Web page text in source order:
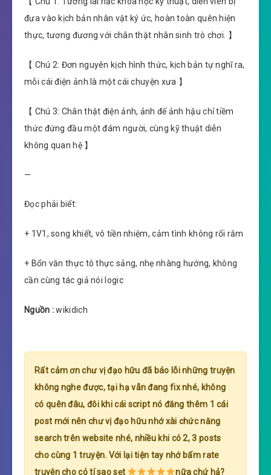
đưa vào kịch bản nhân vật ký ức, hoàn toàn quên hiện
thực, tương đương với chân thật nhân sinh trò chơi. 】
【 Chú 2: Đơn nguyên kịch hình thức, kịch bản tự nghĩ ra,
mỗi cái điện ảnh là một cái chuyện xưa 】
【 Chú 3: Chân thật điện ảnh, ảnh đế ảnh hậu chỉ tiềm
thức đứng đầu một đám người, cùng kỹ thuật diễn
không quan hệ 】
—
Đọc phải biết:
+ 1V1, song khiết, vô tiền nhiệm, cảm tình không rối rắm
+ Bổn văn thực tô thực sảng, nhẹ nhàng hướng, không
cần cùng tác giả nói logic
Nguồn :wikidich
Rất cảm ơn chư vị đạo hữu đã báo lỗi những truyện
không nghe được, tại hạ vẫn đang fix nhé, không
có quên đâu, đôi khi cái script nó đăng thêm 1 cái
post mới nên chư vị đạo hữu nhớ xài chức năng
search trên website nhé, nhiều khi có 2, 3 posts
cho cùng 1 truyện. Với lại tiện tay nhớ bấm rate
truyện cho có tí sao sẹt
nữa chứ hả?